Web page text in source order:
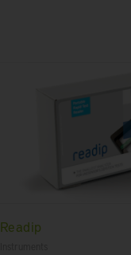
Readip